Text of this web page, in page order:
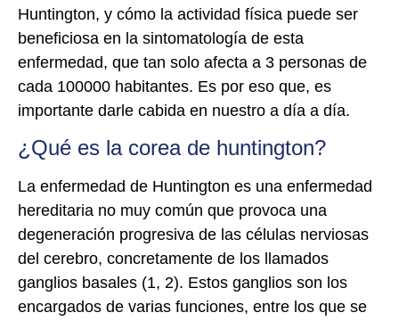
Huntington, y cómo la actividad física puede ser
beneficiosa en la sintomatología de esta
enfermedad, que tan solo afecta a 3 personas de
cada 100000 habitantes. Es por eso que, es
importante darle cabida en nuestro a día a día.
¿Qué es la corea de huntington?
La enfermedad de Huntington es una enfermedad
hereditaria no muy común que provoca una
degeneración progresiva de las células nerviosas
del cerebro, concretamente de los llamados
ganglios basales (1, 2). Estos ganglios son los
encargados de varias funciones, entre los que se